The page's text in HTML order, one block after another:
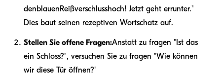
denblauenReißverschlusshoch! Jetzt geht errunter."
Dies baut seinen rezeptiven Wortschatz auf.
Stellen Sie offene Fragen:Anstatt zu fragen "Ist das
ein Schloss?", versuchen Sie zu fragen "Wie können
wir diese Tür öffnen?"